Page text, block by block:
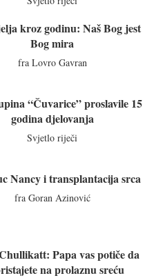
kroz godinu: Naš Bog jest
Bog mira
fra Lovro Gavran
“Čuvarice” proslavile 15
godina djelovanja
Svjetlo riječi
Nancy i transplantacija srca
fra Goran Azinović
Papa vas potiče da
na prolaznu sreću